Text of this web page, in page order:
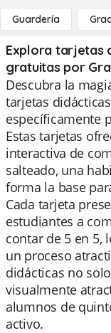
Guardería
Explora tarjetas
gratuitas por
Descubra la
tarjetas
específicamente
Estas tarjetas
interactiva de
salteado, una
forma la base
Cada tarjeta
estudiantes a
contar de 5 en 5,
un proceso
didácticas no
visualmente
alumnos de
activo.